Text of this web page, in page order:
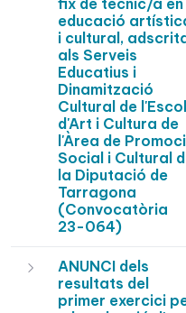
fix de tècnic/a en
educació
i cultural,
als Serveis
Educatius i
Dinamització
Cultural de
d'Art i Cultura de
l'Àrea de
Social i Cultural
la Diputació de
Tarragona
(Convocatòria
23-064)
ANUNCI dels
resultats del
primer exercici